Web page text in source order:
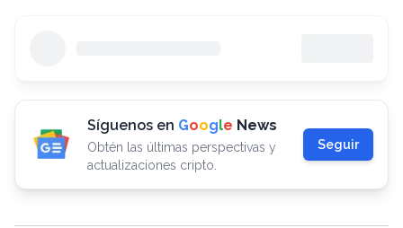
Síguenos en Google News
Obtén las últimas perspectivas y
actualizaciones cripto.
Seguir